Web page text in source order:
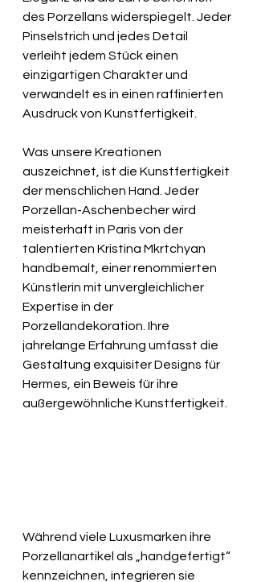
des Porzellans widerspiegelt. Jeder
Pinselstrich und jedes Detail
verleiht jedem Stück einen
einzigartigen Charakter und
verwandelt es in einen raffinierten
Ausdruck von Kunstfertigkeit.
Was unsere Kreationen
auszeichnet, ist die Kunstfertigkeit
der menschlichen Hand. Jeder
Porzellan-Aschenbecher wird
meisterhaft in Paris von der
talentierten Kristina Mkrtchyan
handbemalt, einer renommierten
Künstlerin mit unvergleichlicher
Expertise in der
Porzellandekoration. Ihre
jahrelange Erfahrung umfasst die
Gestaltung exquisiter Designs für
Hermes, ein Beweis für ihre
außergewöhnliche Kunstfertigkeit.
Während viele Luxusmarken ihre
Porzellanartikel als „handgefertigt“
kennzeichnen, integrieren sie